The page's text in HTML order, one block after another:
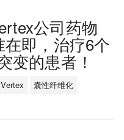
公司药物
即，治疗6个
变的患者！
Vertex 囊性纤维化